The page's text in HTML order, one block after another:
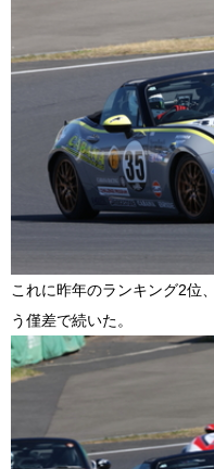
これに昨年のランキング2位
う僅差で続いた。